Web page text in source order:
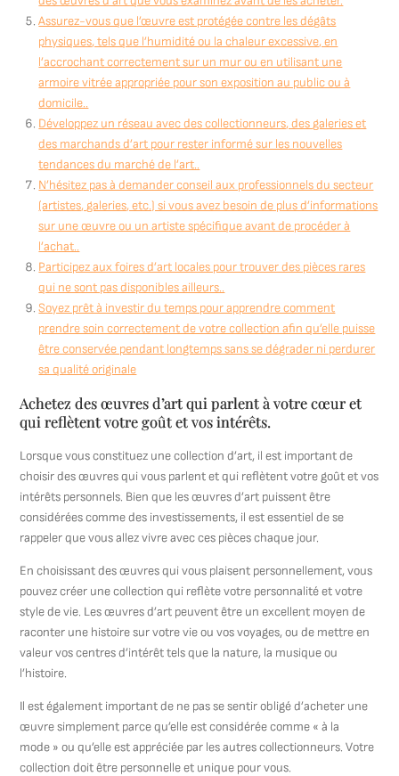
Assurez-vous que l’œuvre est protégée contre les dégâts
physiques, tels que l’humidité ou la chaleur excessive, en
l’accrochant correctement sur un mur ou en utilisant une
armoire vitrée appropriée pour son exposition au public ou à
domicile..
Développez un réseau avec des collectionneurs, des galeries et
des marchands d’art pour rester informé sur les nouvelles
tendances du marché de l’art..
N’hésitez pas à demander conseil aux professionnels du secteur
(artistes, galeries, etc.) si vous avez besoin de plus d’informations
sur une œuvre ou un artiste spécifique avant de procéder à
l’achat..
Participez aux foires d’art locales pour trouver des pièces rares
qui ne sont pas disponibles ailleurs..
Soyez prêt à investir du temps pour apprendre comment
prendre soin correctement de votre collection afin qu’elle puisse
être conservée pendant longtemps sans se dégrader ni perdurer
sa qualité originale
Achetez des œuvres d’art qui parlent à votre cœur et
qui reflètent votre goût et vos intérêts.
Lorsque vous constituez une collection d’art, il est important de
choisir des œuvres qui vous parlent et qui reflètent votre goût et vos
intérêts personnels. Bien que les œuvres d’art puissent être
considérées comme des investissements, il est essentiel de se
rappeler que vous allez vivre avec ces pièces chaque jour.
En choisissant des œuvres qui vous plaisent personnellement, vous
pouvez créer une collection qui reflète votre personnalité et votre
style de vie. Les œuvres d’art peuvent être un excellent moyen de
raconter une histoire sur votre vie ou vos voyages, ou de mettre en
valeur vos centres d’intérêt tels que la nature, la musique ou
l’histoire.
Il est également important de ne pas se sentir obligé d’acheter une
œuvre simplement parce qu’elle est considérée comme « à la
mode » ou qu’elle est appréciée par les autres collectionneurs. Votre
collection doit être personnelle et unique pour vous.